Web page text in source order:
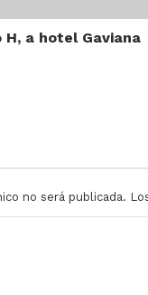
a hotel Gaviana
no será publicada.